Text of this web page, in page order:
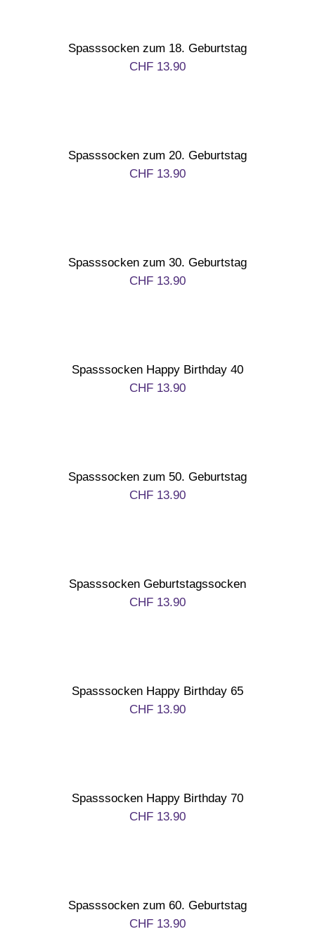
Spasssocken zum 18. Geburtstag
CHF 13.90
Spasssocken zum 20. Geburtstag
CHF 13.90
Spasssocken zum 30. Geburtstag
CHF 13.90
Spasssocken Happy Birthday 40
CHF 13.90
Spasssocken zum 50. Geburtstag
CHF 13.90
Spasssocken Geburtstagssocken
CHF 13.90
Spasssocken Happy Birthday 65
CHF 13.90
Spasssocken Happy Birthday 70
CHF 13.90
Spasssocken zum 60. Geburtstag
CHF 13.90